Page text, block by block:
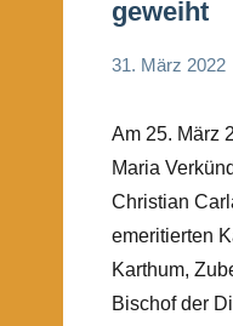
geweiht
Weltweit
31. März 2022
Am 25. März
Maria
Christian
emeritierten
Karthum,
Bischof der